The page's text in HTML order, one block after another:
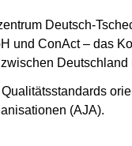
Deutsch-
und ConAct – das
(AJA).
neuen Fenster